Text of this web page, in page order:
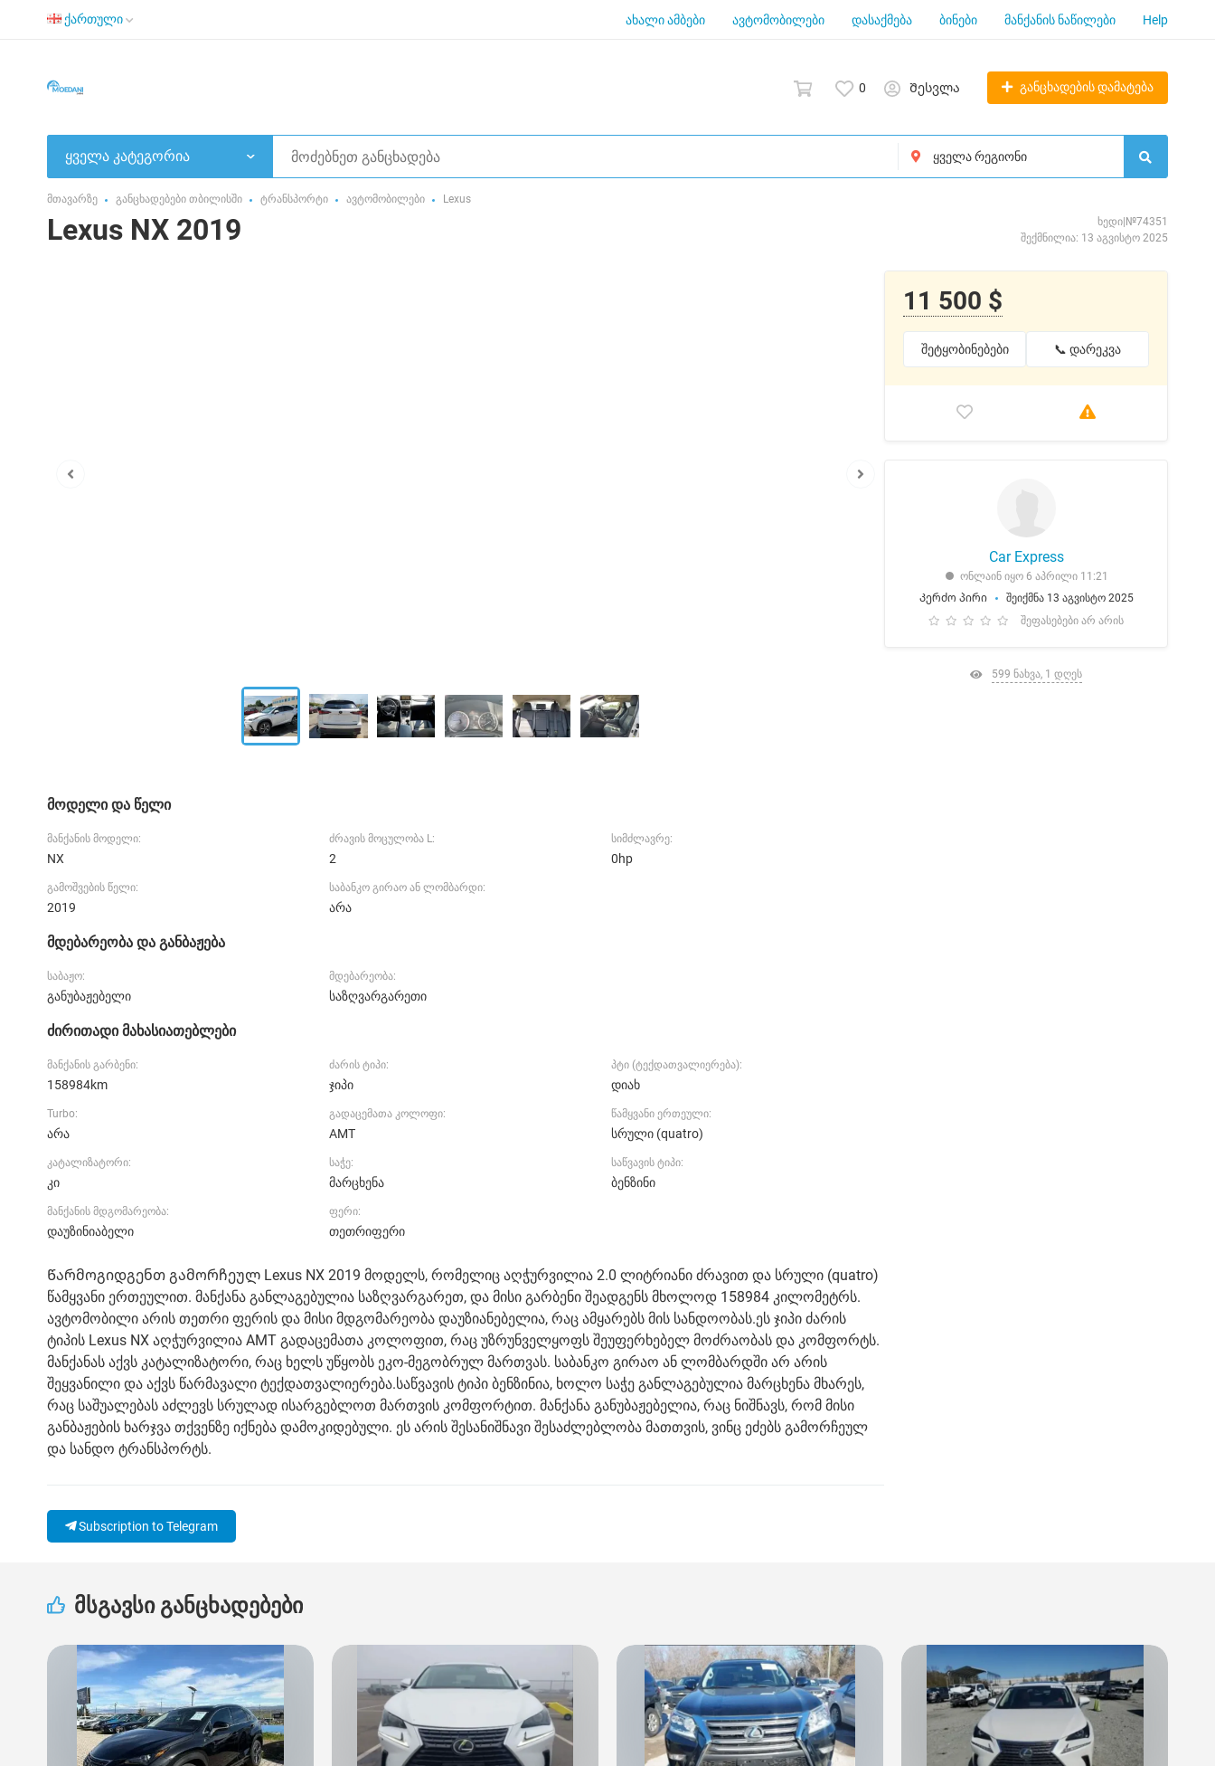
ქართული ახალი ამბები ავტომობილები დასაქმება ბინები მანქანის ნაწილები Help
0 Შესვლა განცხადების დამატება
ყველა კატეგორია
მთავარზე განცხადებები თბილისში ტრანსპორტი ავტომობილები Lexus
Lexus NX 2019
ხედი|№74351
შექმნილია: 13 აგვისტო 2025
მოდელი და წელი
მანქანის მოდელი:
NX
ძრავის მოცულობა L:
2
სიმძლავრე:
0hp
გამოშვების წელი:
2019
საბანკო გირაო ან ლომბარდი:
არა
მდებარეობა და განბაჟება
საბაჟო:
განუბაჟებელი
მდებარეობა:
საზღვარგარეთი
ძირითადი მახასიათებლები
მანქანის გარბენი:
158984km
ძარის ტიპი:
ჯიპი
პტი (ტექდათვალიერება):
დიახ
Turbo:
არა
გადაცემათა კოლოფი:
AMT
წამყვანი ერთეული:
სრული (quatro)
კატალიზატორი:
კი
საჭე:
მარცხენა
საწვავის ტიპი:
ბენზინი
მანქანის მდგომარეობა:
დაუზინიაბელი
ფერი:
თეთრიფერი
Წარმოგიდგენთ გამორჩეულ Lexus NX 2019 მოდელს, რომელიც აღჭურვილია 2.0 ლიტრიანი ძრავით და სრული (quatro)
წამყვანი ერთეულით. მანქანა განლაგებულია საზღვარგარეთ, და მისი გარბენი შეადგენს მხოლოდ 158984 კილომეტრს.
ავტომობილი არის თეთრი ფერის და მისი მდგომარეობა დაუზიანებელია, რაც ამყარებს მის სანდოობას.ეს ჯიპი ძარის
ტიპის Lexus NX აღჭურვილია AMT გადაცემათა კოლოფით, რაც უზრუნველყოფს შეუფერხებელ მოძრაობას და კომფორტს.
მანქანას აქვს კატალიზატორი, რაც ხელს უწყობს ეკო-მეგობრულ მართვას. საბანკო გირაო ან ლომბარდში არ არის
შეყვანილი და აქვს წარმავალი ტექდათვალიერება.საწვავის ტიპი ბენზინია, ხოლო საჭე განლაგებულია მარცხენა მხარეს,
რაც საშუალებას აძლევს სრულად ისარგებლოთ მართვის კომფორტით. მანქანა განუბაჟებელია, რაც ნიშნავს, რომ მისი
განბაჟების ხარჯვა თქვენზე იქნება დამოკიდებული. ეს არის შესანიშნავი შესაძლებლობა მათთვის, ვინც ეძებს გამორჩეულ
და სანდო ტრანსპორტს.
Subscription to Telegram
11 500 $
შეტყობინებები 📞 დარეკვა
Car Express
ონლაინ იყო 6 აპრილი 11:21
Კერძო პირი
შეიქმნა 13 აგვისტო 2025
შეფასებები არ არის
599 ნახვა, 1 დღეს
მსგავსი განცხადებები